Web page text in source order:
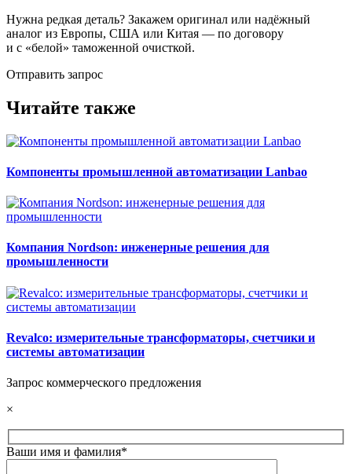
Нужна редкая деталь? Закажем оригинал или надёжный
аналог из Европы, США или Китая — по договору
и с «белой» таможенной очисткой.
Отправить запрос
Читайте также
Компоненты промышленной автоматизации Lanbao
Компания Nordson: инженерные решения для
промышленности
Revalco: измерительные трансформаторы, счетчики и
системы автоматизации
Запрос коммерческого предложения
×
Ваши имя и фамилия*